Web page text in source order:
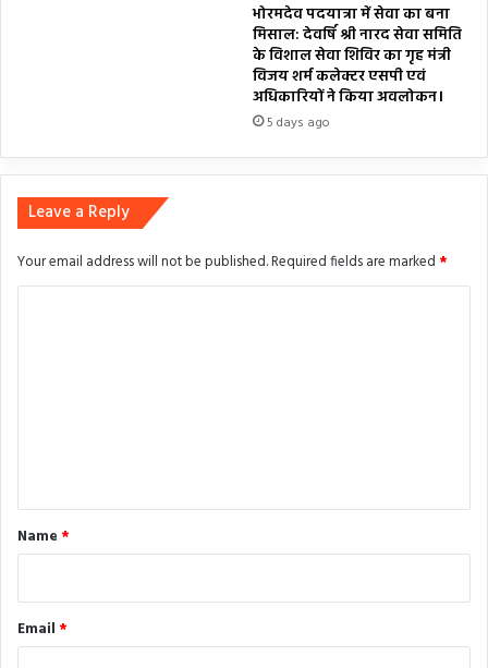
भोरमदेव पदयात्रा में सेवा का बना
मिसाल: देवर्षि श्री नारद सेवा समिति
के विशाल सेवा शिविर का गृह मंत्री
विजय शर्म कलेक्टर एसपी एवं
अधिकारियों ने किया अवलोकन।
5 days ago
Leave a Reply
Your email address will not be published.Required fields are marked *
*
Name *
Email *